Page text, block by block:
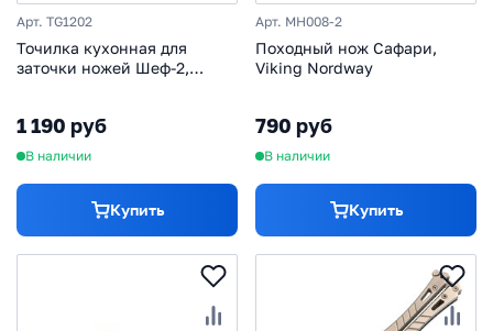
Арт. TG1202
Точилка кухонная для
заточки ножей Шеф-2,
1 190 руб
В наличии
Купить
Арт. MH008-2
Походный нож Сафари,
Viking Nordway
790 руб
В наличии
Купить